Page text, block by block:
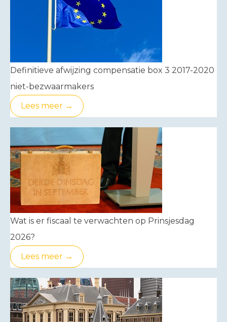
Definitieve afwijzing compensatie box 3 2017-2020
niet-bezwaarmakers
Lees meer →
Wat is er fiscaal te verwachten op Prinsjesdag
2026?
Lees meer →